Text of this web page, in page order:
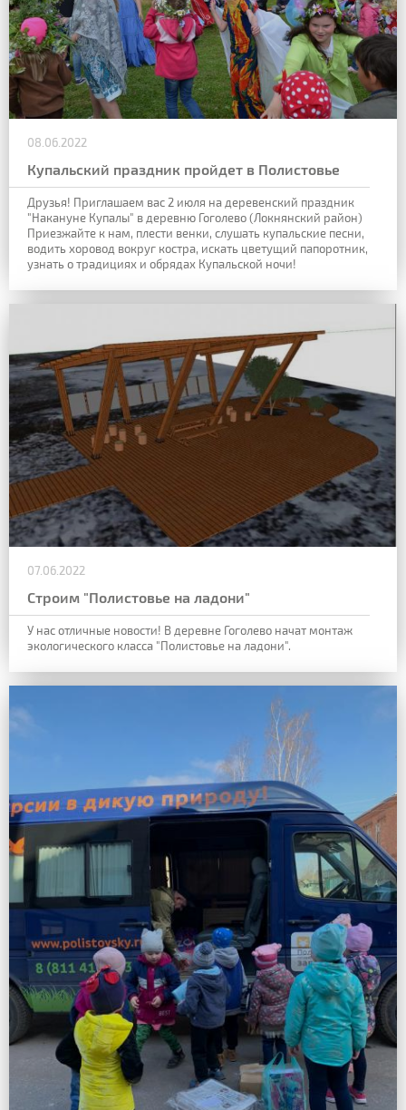
08.06.2022
Купальский праздник пройдет в Полистовье
Друзья! Приглашаем вас 2 июля на деревенский праздник
"Накануне Купалы" в деревню Гоголево (Локнянский район)
Приезжайте к нам, плести венки, слушать купальские песни,
водить хоровод вокруг костра, искать цветущий папоротник,
узнать о традициях и обрядах Купальской ночи!
07.06.2022
Строим "Полистовье на ладони"
У нас отличные новости! В деревне Гоголево начат монтаж
экологического класса "Полистовье на ладони".